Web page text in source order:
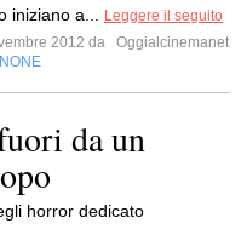
iniziano a...
Leggere il seguito
2012 da
Oggialcinemanet
NONE
da un
horror dedicato